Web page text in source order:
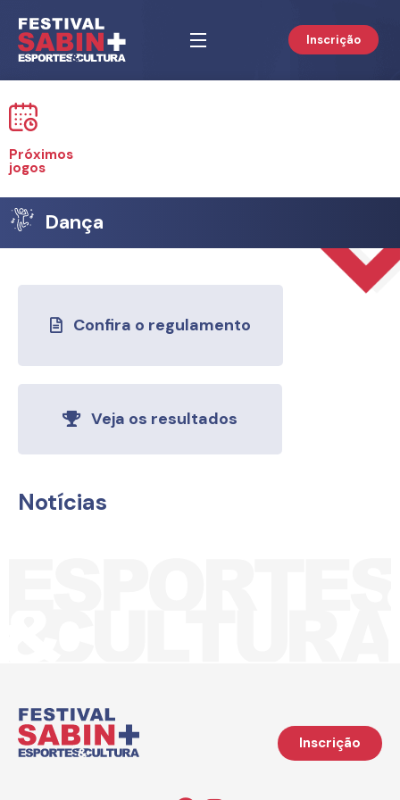
Inscrição
Próximos
jogos
Dança
Confira o regulamento
Veja os resultados
Notícias
Inscrição